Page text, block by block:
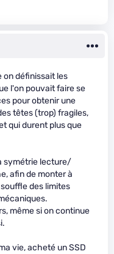
on définissait les
l'on pouvait faire se
pour obtenir une
têtes (trop) fragiles,
qui durent plus que
symétrie lecture/
afin de monter à
des limites
même si on continue
vie, acheté un SSD